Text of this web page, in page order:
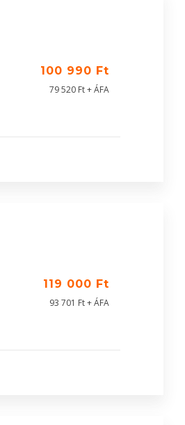
100 990 Ft
79 520 Ft + ÁFA
119 000 Ft
93 701 Ft + ÁFA